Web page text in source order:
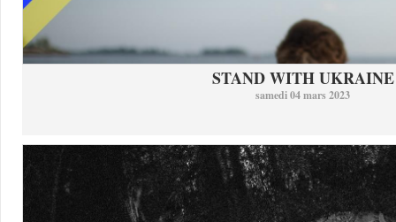
STAND WITH UKRAINE
samedi 04 mars 2023